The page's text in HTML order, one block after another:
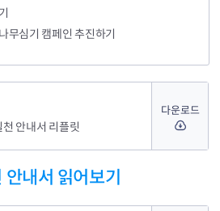
무심기 캠페인 추진하기
안내서 리플릿
다운로드
내서 읽어보기